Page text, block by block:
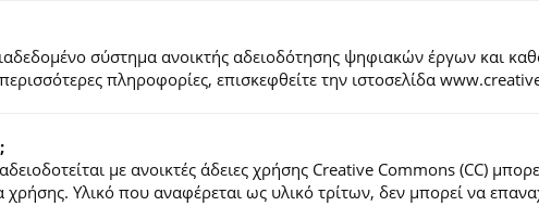
σύστημα ανοικτής αδειοδότησης ψηφιακών έργων και
πληροφορίες, επισκεφθείτε την ιστοσελίδα
με ανοικτές άδειες χρήσης Creative Commons (CC)
Υλικό που αναφέρεται ως υλικό τρίτων, δεν μπορεί να